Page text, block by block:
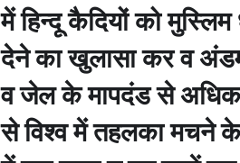
में हिन्दू कैदियों को
देने का खुलासा कर व
व जेल के मापदंड से
से विश्व में तहलका मचने के